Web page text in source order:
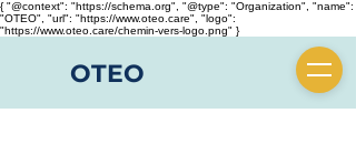
{ "@context": "https://schema.org", "@type": "Organization", "name":
"OTEO", "url": "https://www.oteo.care", "logo":
"https://www.oteo.care/chemin-vers-logo.png" }
OTEO